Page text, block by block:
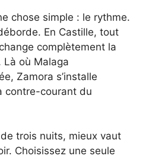
chose simple : le rythme.
En Castille, tout
complètement la
Là où Malaga
Zamora s’installe
contre-courant du
trois nuits, mieux vaut
Choisissez une seule